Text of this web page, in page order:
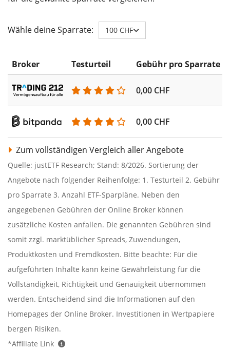
Wähle deine Sparrate: 100 CHF
Broker Testurteil Gebühr pro Sparrate
0,00 CHF
0,00 CHF
Zum vollständigen Vergleich aller Angebote
Quelle: justETF Research; Stand: 8/2026. Sortierung der
Angebote nach folgender Reihenfolge: 1. Testurteil 2. Gebühr
pro Sparrate 3. Anzahl ETF-Sparpläne. Neben den
angegebenen Gebühren der Online Broker können
zusätzliche Kosten anfallen. Die genannten Gebühren sind
somit zzgl. marktüblicher Spreads, Zuwendungen,
Produktkosten und Fremdkosten. Bitte beachte: Für die
aufgeführten Inhalte kann keine Gewährleistung für die
Vollständigkeit, Richtigkeit und Genauigkeit übernommen
werden. Entscheidend sind die Informationen auf den
Homepages der Online Broker. Investitionen in Wertpapiere
bergen Risiken.
*Affiliate Link